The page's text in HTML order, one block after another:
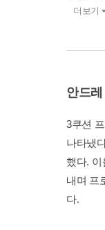
더보기
안드
3쿠션
나타냈
했다.
내며 프
다.